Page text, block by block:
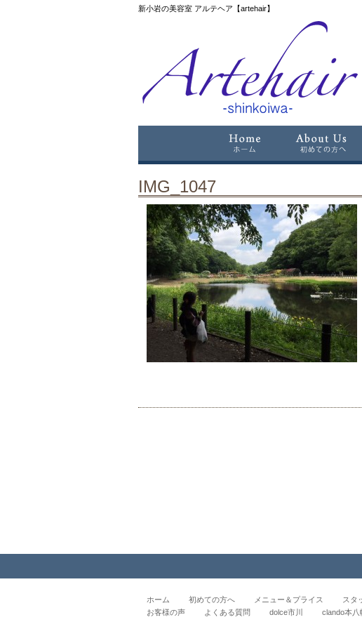
新小岩の美容室 アルテヘア【artehair】
IMG_1047
ホーム 初めての方へ メニュー＆プライス スタ
お客様の声
よくある質問 dolce市川 clando本八